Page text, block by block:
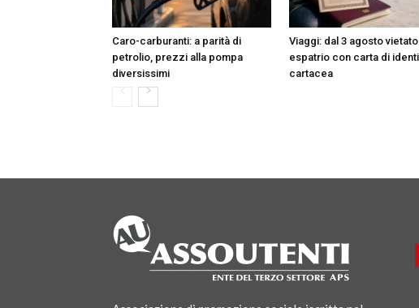
Caro-carburanti: a parità di
petrolio, prezzi alla pompa
diversissimi
Viaggi: dal 3 agosto vietato
espatrio con carta di
cartacea